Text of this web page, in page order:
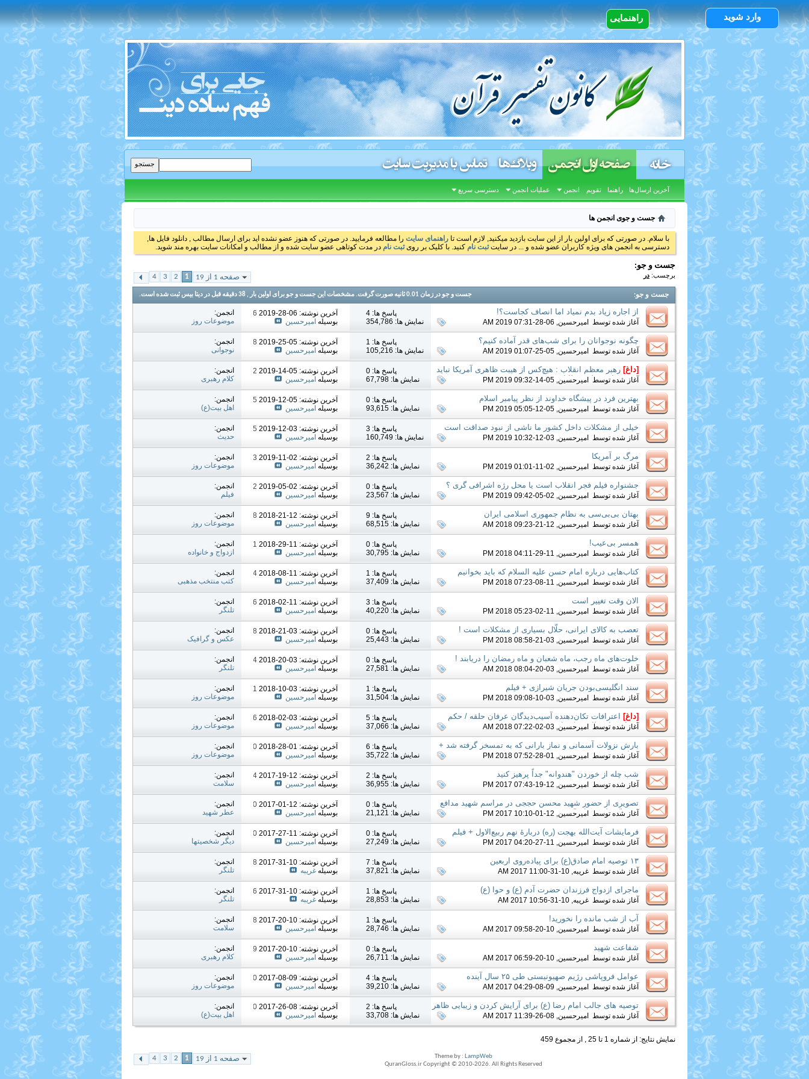
راهنمایی وارد شوید
خانه صفحه اول انجمن
آخرین ارسال‌ها راهنما تقویم انجمن عملیات انجمن دسترسی سریع
وبلاگ‌ها تماس با مدیریت سایت
جست و جوی انجمن ها
با سلام. در صورتی که برای اولین بار از این سایت بازدید میکنید, لازم است تا راهنمای سایت را مطالعه فرمایید. در صورتی که هنوز عضو نشده اید برای ارسال مطالب , دانلود فایل ها,
دسترسی به انجمن های ویژه کاربران عضو شده و ... در سایتثبت نام کنید. با کلیک بر رویثبت نام در مدت کوتاهی عضو سایت شده و از مطالب و امکانات سایت بهره مند شوید.
جست و جو:
برچسب: در صفحه 1 از 19 1
2
3
4
جست و جو: جست و جو در زمان 0.01ثانیه صورت گرفت. مشخصات این جست و جو برای اولین بار , 38 دقیقه قبل در دیتا بیس ثبت شده است.
از اجاره زیاد بدم نمیاد اما انصاف کجاست؟!
آغاز شده توسط امیرحسین, 06-28-2019 07:31 AM
پاسخ ها: 4
نمایش ها: 354,786
آخرين نوشته: 06-28-2019
07:36 AM
بوسیله امیرحسین
انجمن:
موضوعات روز
چگونه نوجوانان را برای شب‌های قدر آماده کنیم؟
آغاز شده توسط امیرحسین, 05-25-2019 01:07 AM
پاسخ ها: 1
نمایش ها: 105,216
آخرين نوشته: 05-25-2019
01:08 AM
بوسیله امیرحسین
انجمن:
نوجوانی
[داغ] رهبر معظم انقلاب : هیچ‌کس از هیبت ظاهری آمریکا نباید
بترسد؛ این خیلی خطا است
آغاز شده توسط امیرحسین, 05-14-2019 09:32 PM
پاسخ ها: 0
نمایش ها: 67,798
آخرين نوشته: 05-14-2019
09:32 PM
بوسیله امیرحسین
انجمن:
کلام رهبری
بهترین فرد در پیشگاه خداوند از نظر پیامبر اسلام
آغاز شده توسط امیرحسین, 05-12-2019 05:05 PM
پاسخ ها: 0
نمایش ها: 93,615
آخرين نوشته: 05-12-2019
05:05 PM
بوسیله امیرحسین
انجمن:
اهل بیت(ع)
خیلی از مشکلات داخل کشور ما ناشی از نبود صداقت است
آغاز شده توسط امیرحسین, 03-12-2019 10:32 PM
پاسخ ها: 3
نمایش ها: 160,749
آخرين نوشته: 03-12-2019
10:35 PM
بوسیله امیرحسین
انجمن:
حدیث
مرگ بر آمریکا
آغاز شده توسط امیرحسین, 02-11-2019 01:01 PM
پاسخ ها: 2
نمایش ها: 36,242
آخرين نوشته: 02-11-2019
01:03 PM
بوسیله امیرحسین
انجمن:
موضوعات روز
جشنواره فیلم فجر انقلاب است یا محل رژه اشرافی گری ؟
آغاز شده توسط امیرحسین, 02-05-2019 09:42 PM
پاسخ ها: 0
نمایش ها: 23,567
آخرين نوشته: 02-05-2019
09:42 PM
بوسیله امیرحسین
انجمن:
فیلم
بهتان بی‌بی‌سی به نظام جمهوری اسلامی ایران
آغاز شده توسط امیرحسین, 12-21-2018 09:23 AM
پاسخ ها: 9
نمایش ها: 68,515
آخرين نوشته: 12-21-2018
09:28 AM
بوسیله امیرحسین
انجمن:
موضوعات روز
همسر بی‌عیب!
آغاز شده توسط امیرحسین, 11-29-2018 04:11 PM
پاسخ ها: 0
نمایش ها: 30,795
آخرين نوشته: 11-29-2018
04:11 PM
بوسیله امیرحسین
انجمن:
ازدواج و خانواده
کتاب‌هایی درباره امام حسن علیه السلام که باید بخوانیم
آغاز شده توسط امیرحسین, 11-08-2018 07:23 PM
پاسخ ها: 1
نمایش ها: 37,409
آخرين نوشته: 11-08-2018
07:24 PM
بوسیله امیرحسین
انجمن:
کتب منتخب مذهبی
الان وقت تغییر است
آغاز شده توسط امیرحسین, 11-02-2018 05:23 PM
پاسخ ها: 3
نمایش ها: 40,220
آخرين نوشته: 11-02-2018
05:26 PM
بوسیله امیرحسین
انجمن:
تلنگر
تعصب به کالای ایرانی، حلّال بسیاری از مشکلات است !
آغاز شده توسط امیرحسین, 03-21-2018 08:58 PM
پاسخ ها: 0
نمایش ها: 25,443
آخرين نوشته: 03-21-2018
08:58 PM
بوسیله امیرحسین
انجمن:
عکس و گرافیک
خلوت‌های ماه‌ رجب، ماه شعبان و ماه رمضان را دریابند !
آغاز شده توسط امیرحسین, 03-20-2018 08:04 AM
پاسخ ها: 0
نمایش ها: 27,581
آخرين نوشته: 03-20-2018
08:04 AM
بوسیله امیرحسین
انجمن:
تلنگر
سند انگلیسی‌بودن جریان شیرازی + فیلم
آغاز شده توسط امیرحسین, 03-10-2018 09:08 PM
پاسخ ها: 1
نمایش ها: 31,504
آخرين نوشته: 03-10-2018
09:11 PM
بوسیله امیرحسین
انجمن:
موضوعات روز
[داغ]
اعترافات تکان‌دهنده آسیب‌دیدگان عرفان حلقه / حکم
اعدام برای طاهری کم است
آغاز شده توسط امیرحسین, 03-02-2018 07:22 AM
پاسخ ها: 5
نمایش ها: 37,066
آخرين نوشته: 03-02-2018
07:26 AM
بوسیله امیرحسین
انجمن:
موضوعات روز
بارش نزولات آسمانی و نماز بارانی که به تمسخر گرفته شد +
تصاویر
آغاز شده توسط امیرحسین, 01-28-2018 07:52 PM
پاسخ ها: 6
نمایش ها: 35,722
آخرين نوشته: 01-28-2018
08:00 PM
بوسیله امیرحسین
انجمن:
موضوعات روز
شب چله از خوردن "هندوانه" جداً پرهیز کنید
آغاز شده توسط امیرحسین, 12-19-2017 07:43 PM
پاسخ ها: 2
نمایش ها: 36,955
آخرين نوشته: 12-19-2017
07:44 PM
بوسیله امیرحسین
انجمن:
سلامت
تصویری از حضور شهید محسن حججی در مراسم شهید مدافع
حرم "مسلم خیزاب"
آغاز شده توسط امیرحسین, 12-01-2017 10:10 PM
پاسخ ها: 0
نمایش ها: 21,121
آخرين نوشته: 12-01-2017
10:10 PM
بوسیله امیرحسین
انجمن:
عطر شهید
فرمایشات آیت‌الله بهجت‌ (ره) دربارۀ نهم ربیع‌الاول + فیلم
آغاز شده توسط امیرحسین, 11-27-2017 04:20 PM
پاسخ ها: 0
نمایش ها: 27,249
آخرين نوشته: 11-27-2017
04:20 PM
بوسیله امیرحسین
انجمن:
دیگر شخصیتها
۱۳ توصیه امام صادق(ع) برای پیاده‌روی اربعین
آغاز شده توسط غریبه, 10-31-2017 11:00 AM
پاسخ ها: 7
نمایش ها: 37,821
آخرين نوشته: 10-31-2017
11:08 AM
بوسیله غریبه
انجمن:
تلنگر
ماجرای ازدواج فرزندان حضرت آدم (ع) و حوا (ع)
آغاز شده توسط غریبه, 10-31-2017 10:56 AM
پاسخ ها: 1
نمایش ها: 28,853
آخرين نوشته: 10-31-2017
10:56 AM
بوسیله غریبه
انجمن:
تلنگر
آب از شب‌ مانده را نخورید!
آغاز شده توسط امیرحسین, 10-20-2017 09:58 AM
پاسخ ها: 1
نمایش ها: 28,746
آخرين نوشته: 10-20-2017
09:58 AM
بوسیله امیرحسین
انجمن:
سلامت
شفاعت شهید
آغاز شده توسط امیرحسین, 10-20-2017 06:59 AM
پاسخ ها: 0
نمایش ها: 26,711
آخرين نوشته: 10-20-2017
06:59 AM
بوسیله امیرحسین
انجمن:
کلام رهبری
عوامل فروپاشی رژیم صهیونیستی طی ۲۵ سال آینده
آغاز شده توسط امیرحسین, 09-08-2017 04:29 AM
پاسخ ها: 4
نمایش ها: 39,210
آخرين نوشته: 09-08-2017
04:30 AM
بوسیله امیرحسین
انجمن:
موضوعات روز
توصیه های جالب امام رضا (ع) برای آرایش کردن و زیبایی ظاهر
آغاز شده توسط امیرحسین, 08-26-2017 11:39 AM
پاسخ ها: 2
نمایش ها: 33,708
آخرين نوشته: 08-26-2017
11:40 AM
بوسیله امیرحسین
انجمن:
اهل بیت(ع)
نمایش نتایج: از شماره 1 تا 25 , از مجموع 459
صفحه 1 از 19 1
2
3
4 Theme by : LampWeb
QuranGloss.ir Copyright © 2010-2026. All Rights Reserved